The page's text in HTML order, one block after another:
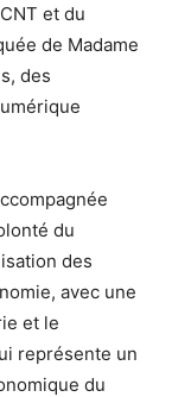
et du
de Madame
des
du
des
avec une
et le
représente un
du